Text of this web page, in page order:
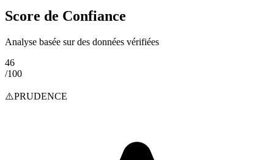
Score de Confiance
Analyse basée sur des données vérifiées
46
/100
⚠️PRUDENCE